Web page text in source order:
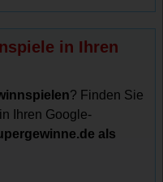
in Ihren
? Finden Sie
Ihren Google-
als